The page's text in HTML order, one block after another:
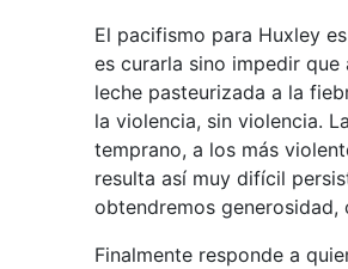
El pacifismo para Huxley
es curarla sino impedir
leche pasteurizada a la
la violencia, sin violencia.
temprano, a los más
resulta así muy difícil
obtendremos generosidad,
Finalmente responde a